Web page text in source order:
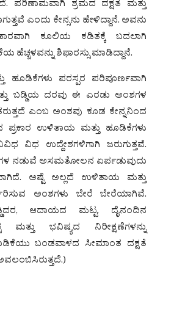
ಪರಿಣಾಮವಾಗಿ ಶ್ರಮದ ದಕ್ಷತೆ ಮತ್ತು
ಎಂದು ಕೇನ್ಸನು ಹೇಳಿದ್ದಾನೆ. ಅವನು
ಕೂಲಿಯ ಕಡಿತಕ್ಕೆ ಬದಲಾಗಿ
ಹೆಚ್ಚಳವನ್ನು ಶಿಫಾರಸ್ಸು ಮಾಡಿದ್ದಾನೆ.
ಹೂಡಿಕೆಗಳು ಪರಸ್ಪರ ಪರಿಪೂರ್ಣವಾಗಿ
ಬಡ್ಡಿಯ ದರವು ಈ ಎರಡು ಅಂಶಗಳ
ಎಂಬ ಅಂಶವು ಕೂಡ ಕೇನ್ನನಿಂದ
ಪ್ರಕಾರ ಉಳಿತಾಯ ಮತ್ತು ಹೂಡಿಕೆಗಳು
ವಿಧ ಉದ್ದೇಶಗಳಿಗಾಗಿ ಜರುಗುತ್ತವೆ.
ನಡುವೆ ಅಸಮತೋಲನ ಏರ್ಪಡುವುದು
ಅಷ್ಟೆ ಅಲ್ಲದೆ ಉಳಿತಾಯ ಮತ್ತು
ಅಂಶಗಳು ಬೇರೆ ಬೇರೆಯಾಗಿವೆ.
ಆದಾಯದ ಮಟ್ಟ, ದೈನಂದಿನ
ಮತ್ತು ಭವಿಷ್ಯದ ನಿರೀಕ್ಷಣೆಗಳನ್ನು
ಬಂಡವಾಳದ ಸೀಮಾಂತ ದಕ್ಷತೆ